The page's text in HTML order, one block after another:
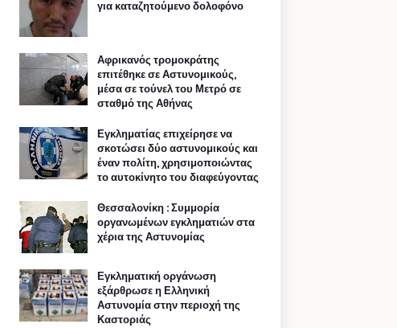
για καταζητούμενο δολοφόνο
Αφρικανός τρομοκράτης
επιτέθηκε σε Αστυνομικούς,
μέσα σε τούνελ του Μετρό σε
σταθμό της Αθήνας
Εγκληματίας επιχείρησε να
σκοτώσει δύο αστυνομικούς και
έναν πολίτη, χρησιμοποιώντας
το αυτοκίνητο του διαφεύγοντας
Θεσσαλονίκη : Συμμορία
οργανωμένων εγκληματιών στα
χέρια της Αστυνομίας
Εγκληματική οργάνωση
εξάρθρωσε η Ελληνική
Αστυνομία στην περιοχή της
Καστοριάς